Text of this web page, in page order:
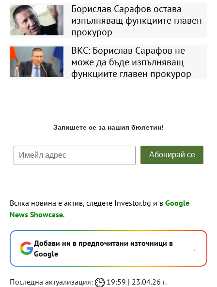
Борислав Сарафов остава
изпълняващ функциите главен
прокурор
ВКС: Борислав Сарафов не
може да бъде изпълняващ
функциите главен прокурор
Всяка новина е актив, следете Investor.bg и в Google
News Showcase.
Добави ни в предпочитани източници в
Google
→
Последна актуализация: 19:59 | 23.04.26 г.